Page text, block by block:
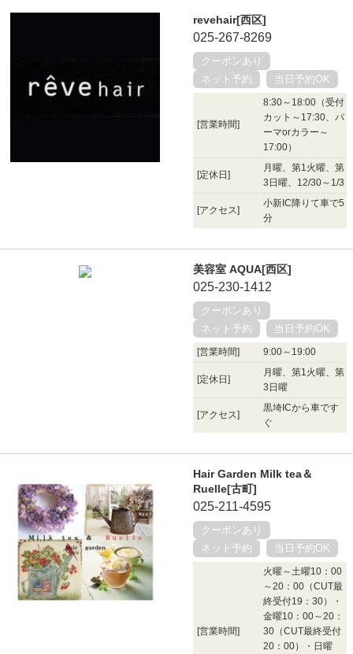
revehair[西区]
025-267-8269
クーポンあり
ネット予約
当日予約OK
[営業時間]
8:30～18:00（受付
カット～17:30、パ
ーマorカラー～
17:00）
[定休日]
月曜、第1火曜、第
3日曜、12/30～1/3
[アクセス]
小新IC降りて車で5
分
美容室 AQUA[西区]
025-230-1412
クーポンあり
ネット予約
当日予約OK
[営業時間] 9:00～19:00
[定休日]
月曜、第1火曜、第
3日曜
[アクセス]
黒埼ICから車です
ぐ
Hair Garden Milk tea＆
Ruelle[古町]
025-211-4595
クーポンあり
ネット予約
当日予約OK
[営業時間]
火曜～土曜10：00
～20：00（CUT最
終受付19：30）・
金曜10：00～20：
30（CUT最終受付
20：00）・日曜